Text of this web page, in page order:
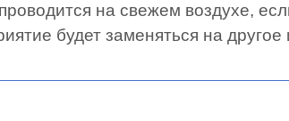
на свежем воздухе,
будет заменяться на